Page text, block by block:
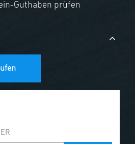
Guthaben prüfen